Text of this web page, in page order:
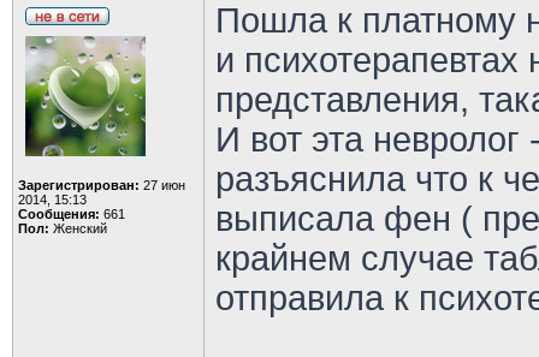
Зарегистрирован: 27 июн
2014, 15:13
Сообщения: 661
Пол: Женский
Пошла к платному
и психотерапевтах
представления,
И вот эта
разъяснила что к
выписала фен (
крайнем случае
отправила к